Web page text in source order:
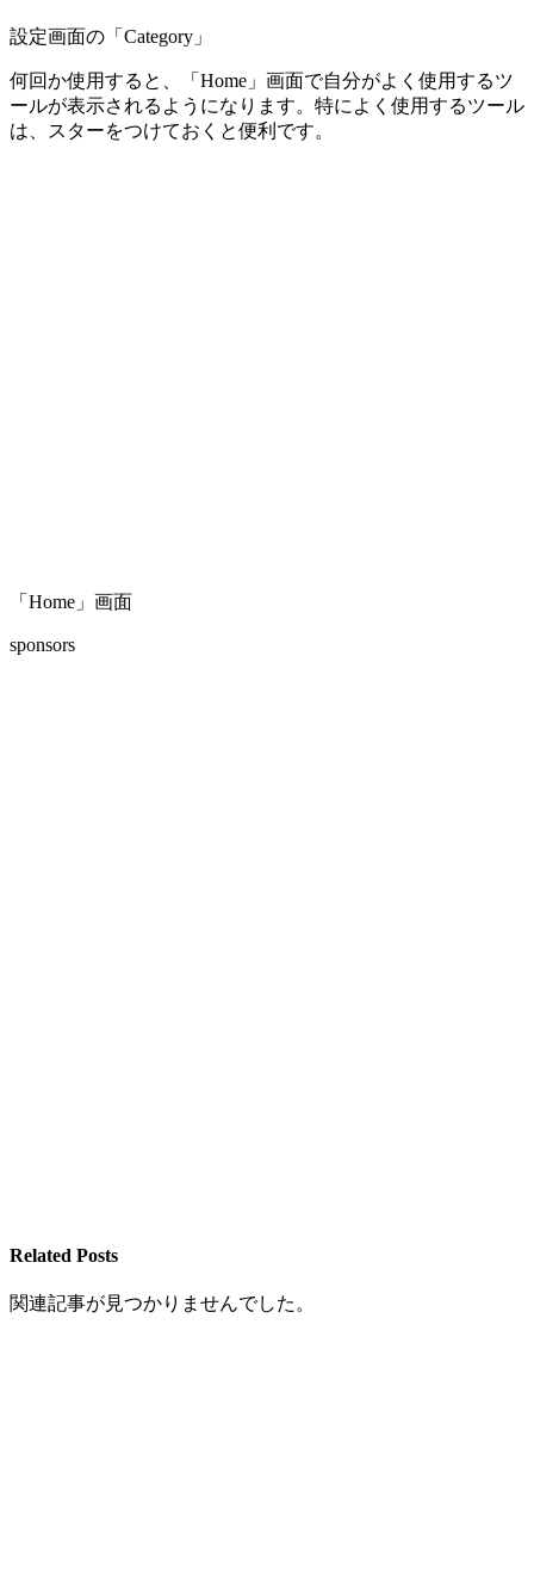
設定画面の「Category」
何回か使用すると、「Home」画面で自分がよく使用するツ
ールが表示されるようになります。特によく使用するツール
は、スターをつけておくと便利です。
「Home」画面
sponsors
Related Posts
関連記事が見つかりませんでした。